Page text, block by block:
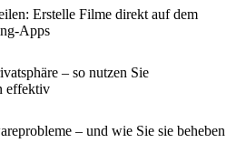
Erstelle Filme direkt auf dem
Apps
– so nutzen Sie
effektiv
– und wie Sie sie beheben